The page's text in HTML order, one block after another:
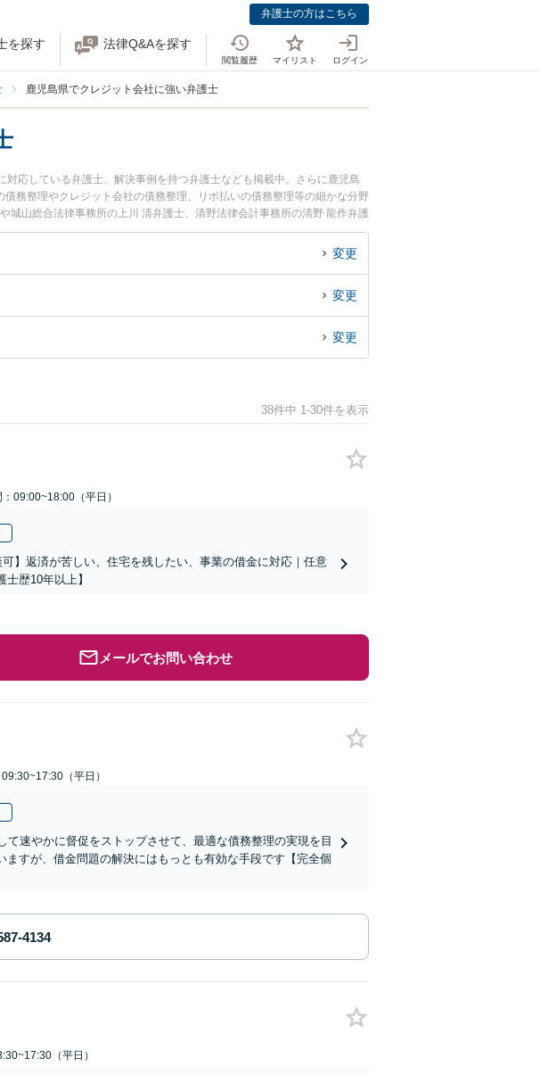
弁護士の方はこちら
を探す 法律Q&Aを探す
閲覧履歴 マイリスト ログイン
鹿児島県でクレジット会社に強い弁護士
応している弁護士、解決事例を持つ弁護士なども掲載中。さらに鹿児島
務整理やクレジット会社の債務整理、リボ払いの債務整理等の細かな分野
山総合法律事務所の上川 清弁護士、清野法律会計事務所の清野 龍作弁護
クレジット会社の債務整理のトラブルを今すぐに弁護士に相談したい』
クレジット会社の債務整理を法律相談できる鹿児島県内の弁護士に相談予
変更
変更
変更
38件中 1-30件を表示
09:00~18:00（平日）
】返済が苦しい、住宅を残したい、事業の借金に対応｜任意
歴10年以上】
メールでお問い合わせ
（平日）
て速やかに督促をストップさせて、最適な債務整理の実現を目
すが、借金問題の解決にはもっとも有効な手段です【完全個
（平日）